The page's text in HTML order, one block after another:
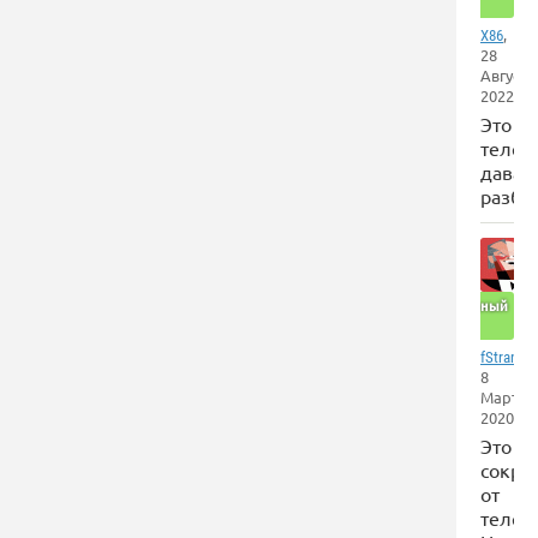
X86,
28
Августа
2022
Это
Отличный
fStrange
8
Марта
2020
Это
от